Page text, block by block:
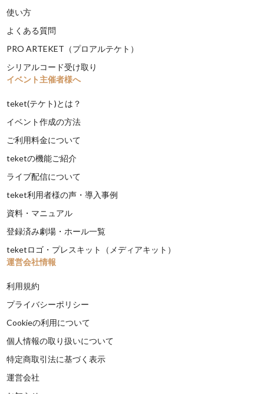
使い方
よくある質問
PRO ARTEKET（プロアルテケト）
シリアルコード受け取り
イベント主催者様へ
teket(テケト)とは？
イベント作成の方法
ご利用料金について
teketの機能ご紹介
ライブ配信について
teket利用者様の声・導入事例
資料・マニュアル
登録済み劇場・ホール一覧
teketロゴ・プレスキット（メディアキット）
運営会社情報
利用規約
プライバシーポリシー
Cookieの利用について
個人情報の取り扱いについて
特定商取引法に基づく表示
運営会社